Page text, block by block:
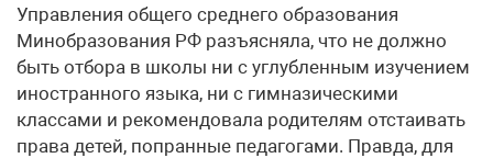
Управления общего среднего образования
Минобразования РФ разъясняла, что не должно
быть отбора в школы ни с углубленным изучением
иностранного языка, ни с гимназическими
классами и рекомендовала родителям отстаивать
права детей, попранные педагогами. Правда, для